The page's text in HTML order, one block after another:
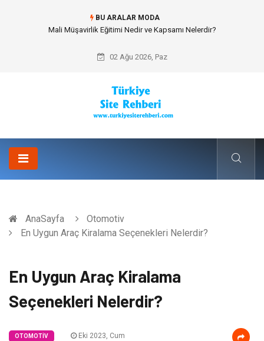
BU ARALAR MODA
Forma Yaptırma Girişimiyle Akademik Spor Topluluklarında Kurumsal
02 Ağu 2026, Paz
AnaSayfa
Otomotiv
En Uygun Araç Kiralama Seçenekleri Nelerdir?
En Uygun Araç Kiralama
Seçenekleri Nelerdir?
OTOMOTIV Eki 2023, Cum